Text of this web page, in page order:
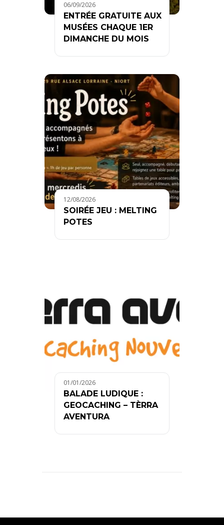
06/09/2026
ENTRÉE GRATUITE AUX
MUSÉES CHAQUE 1ER
DIMANCHE DU MOIS
12/08/2026
SOIRÉE JEU : MELTING
POTES
01/01/2026
BALADE LUDIQUE :
GEOCACHING – TÈRRA
AVENTURA